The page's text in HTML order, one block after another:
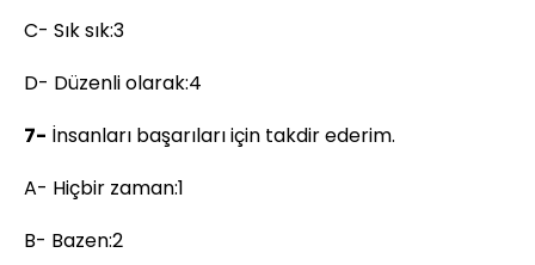
C- Sık sık:3
D- Düzenli olarak:4
7- İnsanları başarıları için takdir ederim.
A- Hiçbir zaman:1
B- Bazen:2